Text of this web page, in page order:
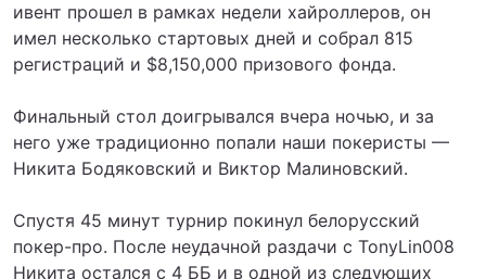
ивент прошел в рамках недели хайроллеров, он
имел несколько стартовых дней и собрал 815
регистраций и $8,150,000 призового фонда.
Финальный стол доигрывался вчера ночью, и за
него уже традиционно попали наши покеристы —
Никита Бодяковский и Виктор Малиновский.
Спустя 45 минут турнир покинул белорусский
покер-про. После неудачной раздачи с TonyLin008
Никита остался с 4 ББ и в одной из следующих